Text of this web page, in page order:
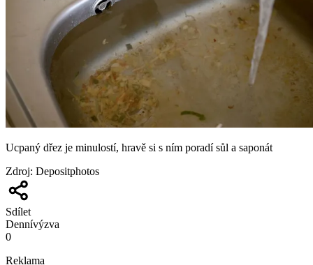
Ucpaný dřez je minulostí, hravě si s ním poradí sůl a saponát
Zdroj: Depositphotos
Sdílet
Dennívýzva
0
Reklama